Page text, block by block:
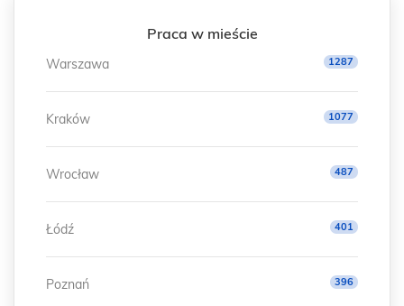
Praca w mieście
Warszawa 1287
Kraków 1077
Wrocław 487
Łódź 401
Poznań 396